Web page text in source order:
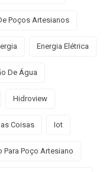
Poços Artesianos
Energia Elétrica
De Água
Hidroview
Coisas Iot
Para Poço Artesiano